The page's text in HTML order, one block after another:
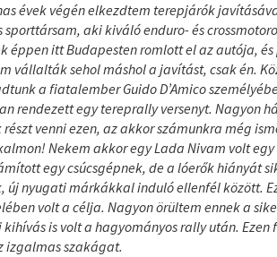
évek végén elkezdtem terepjárók
aki kiváló enduro- és
itt Budapesten romlott el az autója,
vállalták sehol máshol a javítást, csak én.
a fiatalember Guido D’Amico
rendezett egy tereprally versenyt. Nagyon
venni ezen, az akkor számunkra még
Nekem akkor egy Lada Nivam volt egy
egy csúcsgépnek, de a lóerők hiányát
nyugati márkákkal induló ellenfél között.
volt a célja. Nagyon örültem ennek a
is volt a hagyományos rally után. Ezen
izgalmas szakágat.